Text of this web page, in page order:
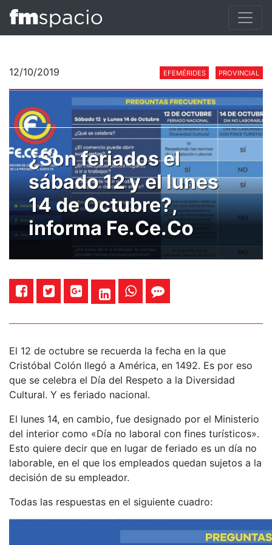
12/10/2019 EFEMÉRIDES PROVINCIAL
¿Son feriados el
sábado 12 y el lunes
14 de Octubre?,
informa Fe.Ce.Co
El 12 de octubre se recuerda la fecha en la que
Cristóbal Colón llegó a América, en 1492. Es por eso
que se celebra el Día del Respeto a la Diversidad
Cultural. Y es feriado nacional.
El lunes 14, en cambio, fue designado por el Ministerio
del interior como «Día no laboral con fines turísticos».
Esto quiere decir que en lugar de feriado es un día no
laborable, en el que los empleados quedan sujetos a la
decisión de su empleador.
Todas las respuestas en el siguiente cuadro: